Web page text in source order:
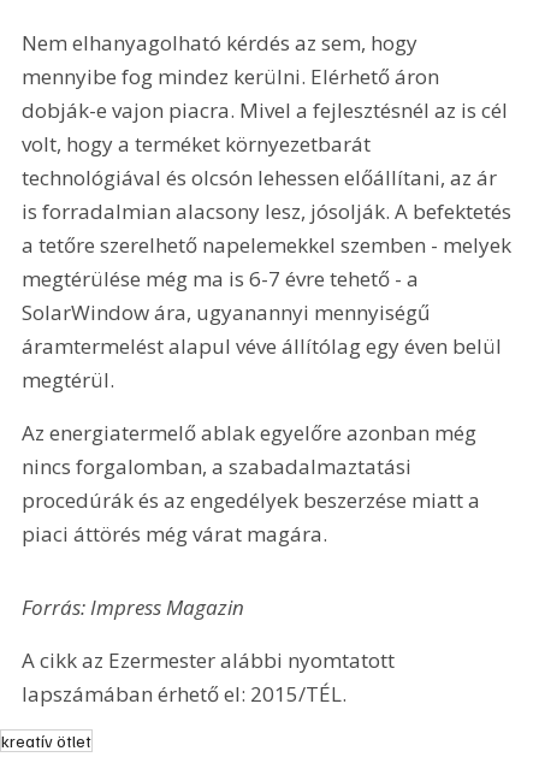
Nem elhanyagolható kérdés az sem, hogy
mennyibe fog mindez kerülni. Elérhető áron
dobják-e vajon piacra. Mivel a fejlesztésnél az is cél
volt, hogy a terméket környezetbarát
technológiával és olcsón lehessen előállítani, az ár
is forradalmian alacsony lesz, jósolják. A befektetés
a tetőre szerelhető napelemekkel szemben - melyek
megtérülése még ma is 6-7 évre tehető - a
SolarWindow ára, ugyanannyi mennyiségű
áramtermelést alapul véve állítólag egy éven belül
megtérül.
Az energiatermelő ablak egyelőre azonban még
nincs forgalomban, a szabadalmaztatási
procedúrák és az engedélyek beszerzése miatt a
piaci áttörés még várat magára.
Forrás: Impress Magazin
A cikk az Ezermester alábbi nyomtatott
lapszámában érhető el: 2015/TÉL.
kreatív ötlet